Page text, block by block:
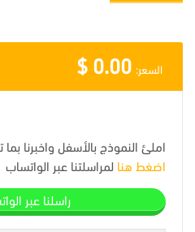
السعر: $0.00
املئ النموذج بالأسفل واخبرنا
اضغط هنا لمراسلتنا عبر الواتساب
راسلنا عبر